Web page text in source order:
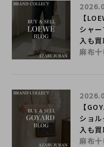
【
シャ
入も
麻布十
【
ショ
入も
麻布十